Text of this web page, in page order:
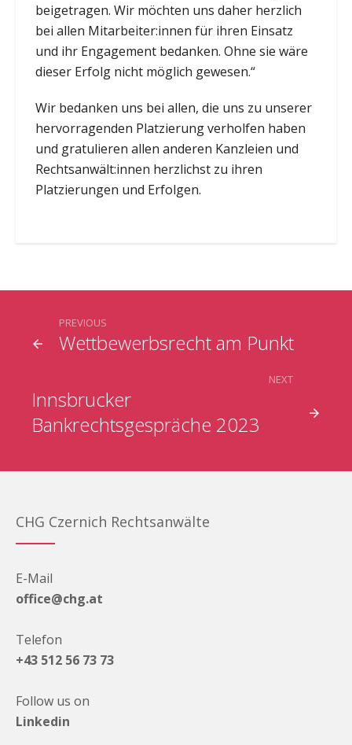
beigetragen. Wir möchten uns daher herzlich
bei allen Mitarbeiter:innen für ihren Einsatz
und ihr Engagement bedanken. Ohne sie wäre
dieser Erfolg nicht möglich gewesen.“
Wir bedanken uns bei allen, die uns zu unserer
hervorragenden Platzierung verholfen haben
und gratulieren allen anderen Kanzleien und
Rechtsanwält:innen herzlichst zu ihren
Platzierungen und Erfolgen.
Wettbewerbsrecht am Punkt
PREVIOUS
Innsbrucker
Bankrechtsgespräche 2023
NEXT
CHG Czernich Rechtsanwälte
E-Mail
office@chg.at
Telefon
+43 512 56 73 73
Follow us on
Linkedin